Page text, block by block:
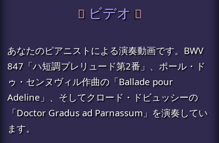
ビデオ
あなたのピアニストによる演奏動画です。BWV
847「ハ短調プレリュード第2番」、ポール・ド
ゥ・センヌヴィル作曲の「Ballade pour
Adeline」、そしてクロード・ドビュッシーの
「Doctor Gradus ad Parnassum」を演奏してい
ます。